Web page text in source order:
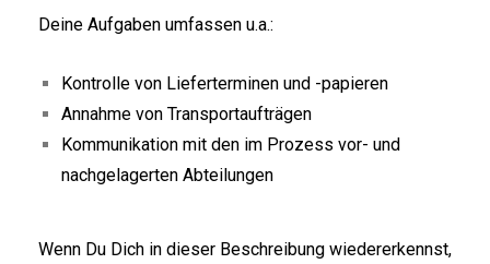
Deine Aufgaben umfassen u.a.:
Kontrolle von Lieferterminen und -papieren
Annahme von Transportaufträgen
Kommunikation mit den im Prozess vor- und
nachgelagerten Abteilungen
Wenn Du Dich in dieser Beschreibung wiedererkennst,